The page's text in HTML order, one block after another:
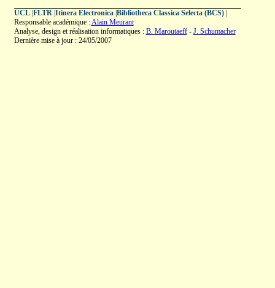
UCL| FLTR| Itinera Electronica| Bibliotheca Classica Selecta (BCS)|
Responsable académique :Alain Meurant
Analyse, design et réalisation informatiques : B. Maroutaeff- J. Schumacher
Dernière mise à jour : 24/05/2007